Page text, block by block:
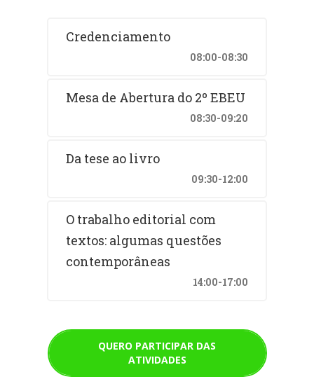
Credenciamento
08:00-08:30
Mesa de Abertura do 2º EBEU
08:30-09:20
Da tese ao livro
09:30-12:00
O trabalho editorial com
textos: algumas questões
contemporâneas
14:00-17:00
QUERO PARTICIPAR DAS
ATIVIDADES